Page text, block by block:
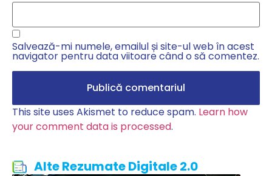
Salvează-mi numele, emailul și site-ul web în acest
navigator pentru data viitoare când o să comentez.
This site uses Akismet to reduce spam. Learn how
your comment data is processed.
Alte Rezumate Digitale 2.0